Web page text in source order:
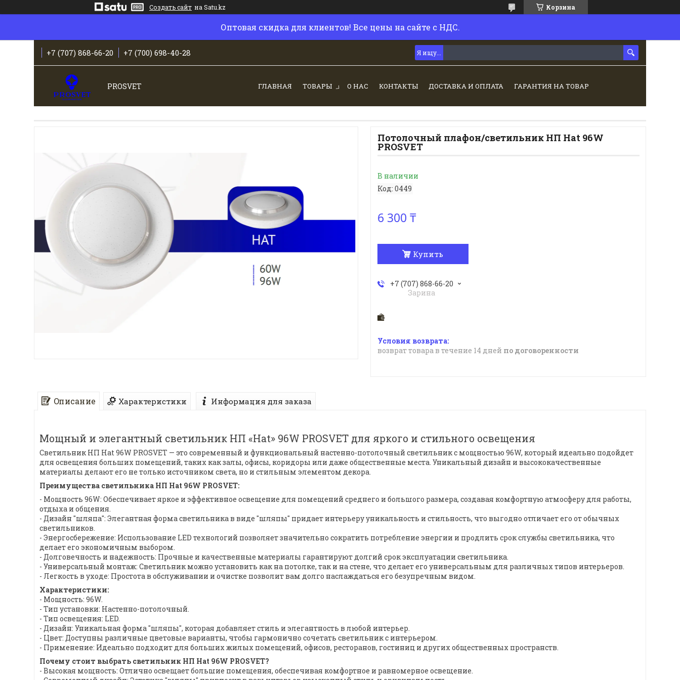
Создать сайт на Satu.kz Корзина
Оптовая скидка для клиентов! Все цены на сайте с НДС.
+7 (707) 868-66-20 +7 (700) 698-40-28
PROSVET ГЛАВНАЯ ТОВАРЫ О НАС КОНТАКТЫ ДОСТАВКА И ОПЛАТА ГАРАНТИЯ НА ТОВАР
Потолочный плафон/светильник НП Hat 96W
PROSVET
В наличии
Код: 0449
6 300 ₸
Купить
+7 (707) 868-66-20
Зарина
возврат товара в течение 14 дней по договоренности
Описание Характеристики Информация для заказа
Мощный и элегантный светильник НП «Hat» 96W PROSVET для яркого и стильного освещения
Светильник НП Hat 96W PROSVET — это современный и функциональный настенно-потолочный светильник с мощностью 96W, который идеально подойдет
для освещения больших помещений, таких как залы, офисы, коридоры или даже общественные места. Уникальный дизайн и высококачественные
материалы делают его не только источником света, но и стильным элементом декора.
Преимущества светильника НП Hat 96W PROSVET:
- Мощность 96W: Обеспечивает яркое и эффективное освещение для помещений среднего и большого размера, создавая комфортную атмосферу для работы,
отдыха и общения.
- Дизайн "шляпа": Элегантная форма светильника в виде "шляпы" придает интерьеру уникальность и стильность, что выгодно отличает его от обычных
светильников.
- Энергосбережение: Использование LED технологий позволяет значительно сократить потребление энергии и продлить срок службы светильника, что
делает его экономичным выбором.
- Долговечность и надежность: Прочные и качественные материалы гарантируют долгий срок эксплуатации светильника.
- Универсальный монтаж: Светильник можно установить как на потолке, так и на стене, что делает его универсальным для различных типов интерьеров.
- Легкость в уходе: Простота в обслуживании и очистке позволит вам долго наслаждаться его безупречным видом.
Характеристики:
- Мощность: 96W.
- Тип установки: Настенно-потолочный.
- Тип освещения: LED.
- Дизайн: Уникальная форма "шляпы", которая добавляет стиль и элегантность в любой интерьер.
- Цвет: Доступны различные цветовые варианты, чтобы гармонично сочетать светильник с интерьером.
- Применение: Идеально подходит для больших жилых помещений, офисов, ресторанов, гостиниц и других общественных пространств.
Почему стоит выбрать светильник НП Hat 96W PROSVET?
- Высокая мощность: Отлично освещает большие помещения, обеспечивая комфортное и равномерное освещение.